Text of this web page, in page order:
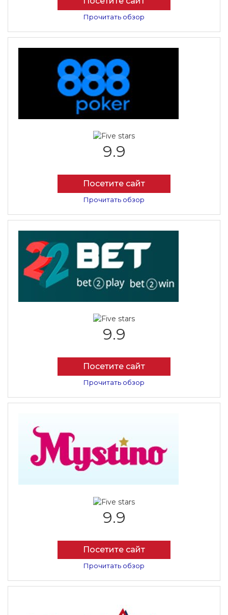
Прочитать обзор
9.9
Посетите сайт
Прочитать обзор
9.9
Посетите сайт
Прочитать обзор
9.9
Посетите сайт
Прочитать обзор